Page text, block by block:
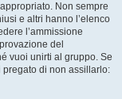
Non sempre
e altri hanno l’elenco
l’ammissione
del
vuoi unirti al gruppo. Se
di non assillarlo: